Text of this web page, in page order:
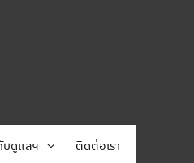
บดูแลฯ ติดต่อเรา